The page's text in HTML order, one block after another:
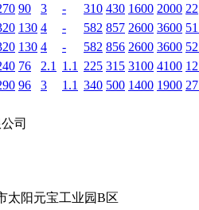
90 3 - 310 430 1600 2000 22
130 4 - 582 857 2600 3600
130 4 - 582 856 2600 3600
76 2.1 1.1 225 315 3100 4100
96 3 1.1 340 500 1400 1900
太阳元宝工业园B区